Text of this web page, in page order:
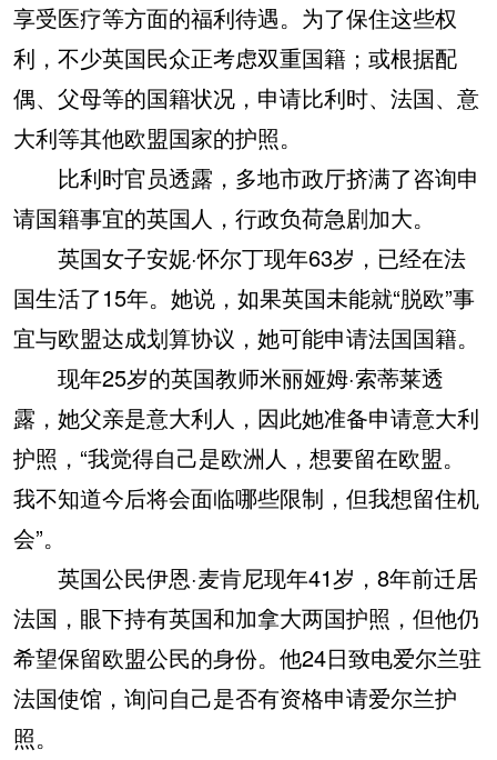
享受医疗等方面的福利待遇。为了保住这些权
利，不少英国民众正考虑双重国籍；或根据配
偶、父母等的国籍状况，申请比利时、法国、意
大利等其他欧盟国家的护照。
比利时官员透露，多地市政厅挤满了咨询申
请国籍事宜的英国人，行政负荷急剧加大。
英国女子安妮·怀尔丁现年63岁，已经在法
国生活了15年。她说，如果英国未能就“脱欧”事
宜与欧盟达成划算协议，她可能申请法国国籍。
现年25岁的英国教师米丽娅姆·索蒂莱透
露，她父亲是意大利人，因此她准备申请意大利
护照，“我觉得自己是欧洲人，想要留在欧盟。
我不知道今后将会面临哪些限制，但我想留住机
会”。
英国公民伊恩·麦肯尼现年41岁，8年前迁居
法国，眼下持有英国和加拿大两国护照，但他仍
希望保留欧盟公民的身份。他24日致电爱尔兰驻
法国使馆，询问自己是否有资格申请爱尔兰护
照。